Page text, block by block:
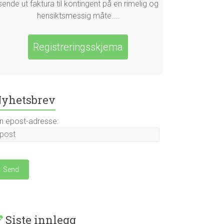
ut faktura til kontingent på en rimelig og
hensiktsmessig måte....
Registreringsskjema
epost-adresse:
Siste innlegg